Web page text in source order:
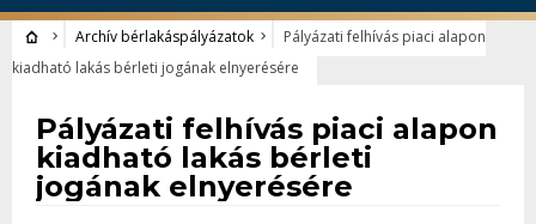
Archív bérlakáspályázatok
Pályázati felhívás piaci alapon
kiadható lakás bérleti jogának elnyerésére
Pályázati felhívás piaci alapon
kiadható lakás bérleti
jogának elnyerésére